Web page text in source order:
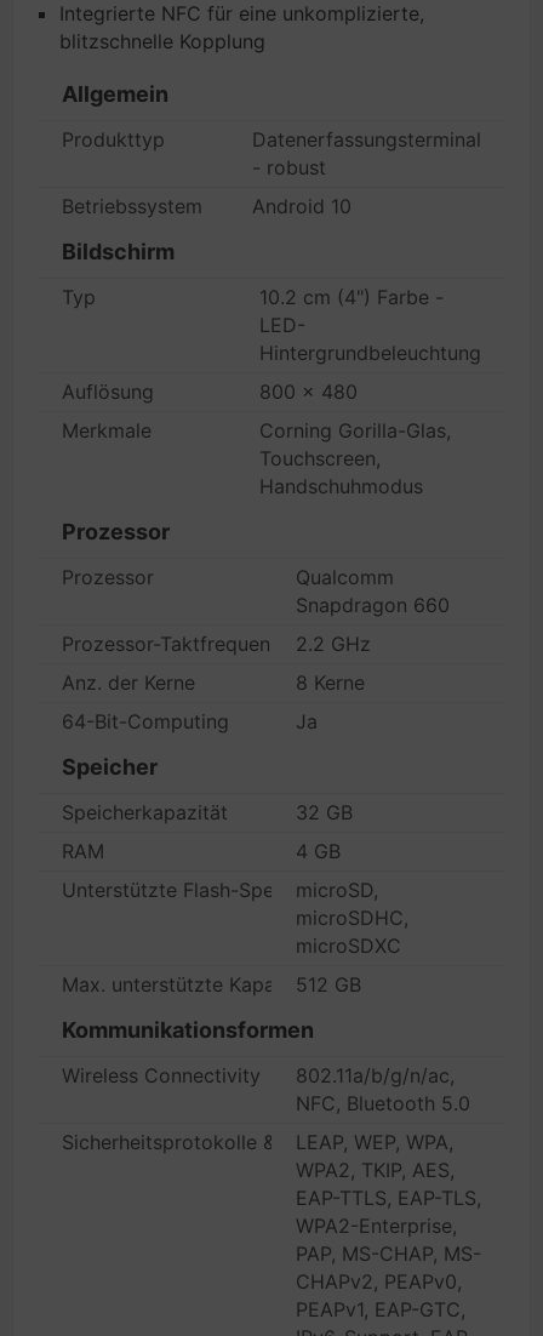
Integrierte NFC für eine unkomplizierte,
blitzschnelle Kopplung
Allgemein
Produkttyp
Datenerfassungsterminal
- robust
Betriebssystem
Android 10
Bildschirm
Typ
10.2 cm (4") Farbe -
LED-
Hintergrundbeleuchtung
Auflösung
800 x 480
Merkmale
Corning Gorilla-Glas,
Touchscreen,
Handschuhmodus
Prozessor
Prozessor
Qualcomm
Snapdragon 660
Prozessor-Taktfrequenz
2.2 GHz
Anz. der Kerne
8 Kerne
64-Bit-Computing
Ja
Speicher
Speicherkapazität
32 GB
RAM
4 GB
Unterstützte Flash-Speicherkarten
microSD,
microSDHC,
microSDXC
Max. unterstützte Kapazität512 GB
Kommunikationsformen
Wireless Connectivity
802.11a/b/g/n/ac,
NFC, Bluetooth 5.0
Sicherheitsprotokolle & MerkmaleLEAP, WEP, WPA,
WPA2, TKIP, AES,
EAP-TTLS, EAP-TLS,
WPA2-Enterprise,
PAP, MS-CHAP, MS-
CHAPv2, PEAPv0,
PEAPv1, EAP-GTC,